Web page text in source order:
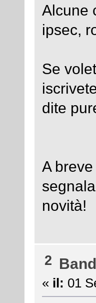
Alcune
ipsec,
Se
dite
A
novità!
2
« il: 01